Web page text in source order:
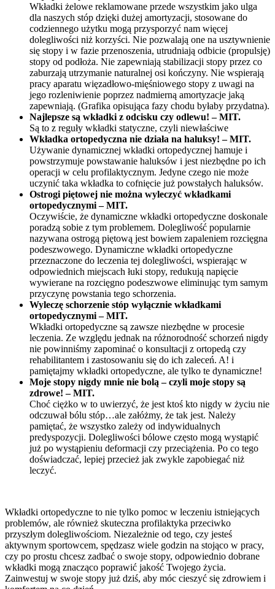
Wkładki żelowe reklamowane przede wszystkim jako ulga
dla naszych stóp dzięki dużej amortyzacji, stosowane do
codziennego użytku mogą przysporzyć nam więcej
dolegliwości niż korzyści. Nie pozwalają one na usztywnienie
się stopy i w fazie przenoszenia, utrudniają odbicie (propulsję)
stopy od podłoża. Nie zapewniają stabilizacji stopy przez co
zaburzają utrzymanie naturalnej osi kończyny. Nie wspierają
pracy aparatu więzadłowo-mięśniowego stopy z uwagi na
jego rozleniwienie poprzez nadmierną amortyzacje jaką
zapewniają. (Grafika opisująca fazy chodu byłaby przydatna).
Najlepsze są wkładki z odcisku czy odlewu! – MIT.
Są to z reguły wkładki statyczne, czyli niewłaściwe
Wkładka ortopedyczna nie działa na haluksy! – MIT.
Używanie dynamicznej wkładki ortopedycznej hamuje i
powstrzymuje powstawanie haluksów i jest niezbędne po ich
operacji w celu profilaktycznym. Jedyne czego nie może
uczynić taka wkładka to cofnięcie już powstałych haluksów.
Ostrogi piętowej nie można wyleczyć wkładkami
ortopedycznymi – MIT.
Oczywiście, że dynamiczne wkładki ortopedyczne doskonale
poradzą sobie z tym problemem. Dolegliwość popularnie
nazywana ostrogą piętową jest bowiem zapaleniem rozcięgna
podeszwowego. Dynamiczne wkładki ortopedyczne
przeznaczone do leczenia tej dolegliwości, wspierając w
odpowiednich miejscach łuki stopy, redukują napięcie
wywierane na rozcięgno podeszwowe eliminując tym samym
przyczynę powstania tego schorzenia.
Wyleczę schorzenie stóp wyłącznie wkładkami
ortopedycznymi – MIT.
Wkładki ortopedyczne są zawsze niezbędne w procesie
leczenia. Ze względu jednak na różnorodność schorzeń nigdy
nie powinniśmy zapominać o konsultacji z ortopedą czy
rehabilitantem i zastosowaniu się do ich zaleceń. A! i
pamiętajmy wkładki ortopedyczne, ale tylko te dynamiczne!
Moje stopy nigdy mnie nie bolą – czyli moje stopy są
zdrowe! – MIT.
Choć ciężko w to uwierzyć, że jest ktoś kto nigdy w życiu nie
odczuwał bólu stóp…ale załóżmy, że tak jest. Należy
pamiętać, że wszystko zależy od indywidualnych
predyspozycji. Dolegliwości bólowe często mogą wystąpić
już po wystąpieniu deformacji czy przeciążenia. Po co tego
doświadczać, lepiej przecież jak zwykle zapobiegać niż
leczyć.
Wkładki ortopedyczne to nie tylko pomoc w leczeniu istniejących
problemów, ale również skuteczna profilaktyka przeciwko
przyszłym dolegliwościom. Niezależnie od tego, czy jesteś
aktywnym sportowcem, spędzasz wiele godzin na stojąco w pracy,
czy po prostu chcesz zadbać o swoje stopy, odpowiednio dobrane
wkładki mogą znacząco poprawić jakość Twojego życia.
Zainwestuj w swoje stopy już dziś, aby móc cieszyć się zdrowiem i